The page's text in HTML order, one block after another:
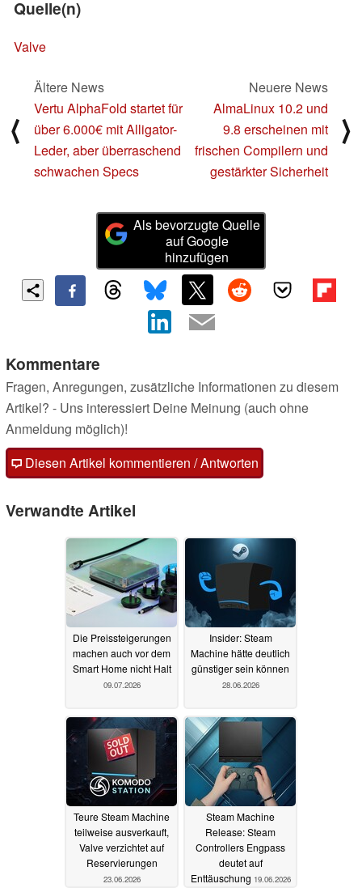
Quelle(n)
Valve
⟨
Ältere News
Vertu AlphaFold startet für
über 6.000€ mit Alligator-
Leder, aber überraschend
schwachen Specs
Neuere News
AlmaLinux 10.2 und
9.8 erscheinen mit
frischen Compilern und
gestärkter Sicherheit
⟩
Als bevorzugte Quelle
auf Google
hinzufügen
Kommentare
Fragen, Anregungen, zusätzliche Informationen zu diesem
Artikel? - Uns interessiert Deine Meinung (auch ohne
Anmeldung möglich)!
Diesen Artikel kommentieren / Antworten
Verwandte Artikel
Die Preissteigerungen
machen auch vor dem
Smart Home nicht Halt
09.07.2026
Insider: Steam
Machine hätte deutlich
günstiger sein können
28.06.2026
Teure Steam Machine
teilweise ausverkauft,
Valve verzichtet auf
Reservierungen
23.06.2026
Steam Machine
Release: Steam
Controllers Engpass
deutet auf
Enttäuschung 19.06.2026